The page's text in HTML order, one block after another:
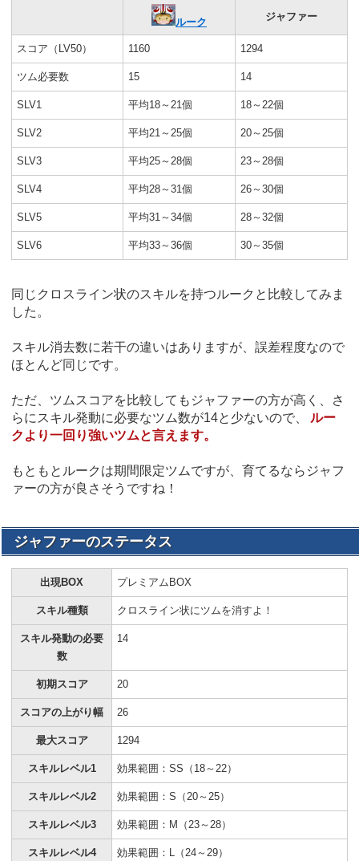
ルーク ジャファー
スコア（LV50） 1160 1294
ツム必要数 15 14
SLV1 平均18～21個 18～22個
SLV2 平均21～25個 20～25個
SLV3 平均25～28個 23～28個
SLV4 平均28～31個 26～30個
SLV5 平均31～34個 28～32個
SLV6 平均33～36個 30～35個
同じクロスライン状のスキルを持つルークと比較してみま
した。
スキル消去数に若干の違いはありますが、誤差程度なので
ほとんど同じです。
ただ、ツムスコアを比較してもジャファーの方が高く、さ
らにスキル発動に必要なツム数が14と少ないので、
ルー
クより一回り強いツムと言えます。
もともとルークは期間限定ツムですが、育てるならジャフ
ァーの方が良さそうですね！
ジャファーのステータス
出現BOX プレミアムBOX
スキル種類 クロスライン状にツムを消すよ！
スキル発動の必要
数
14
初期スコア 20
スコアの上がり幅 26
最大スコア 1294
スキルレベル1 効果範囲：SS（18～22）
スキルレベル2 効果範囲：S（20～25）
スキルレベル3 効果範囲：M（23～28）
スキルレベル4 効果範囲：L（24～29）